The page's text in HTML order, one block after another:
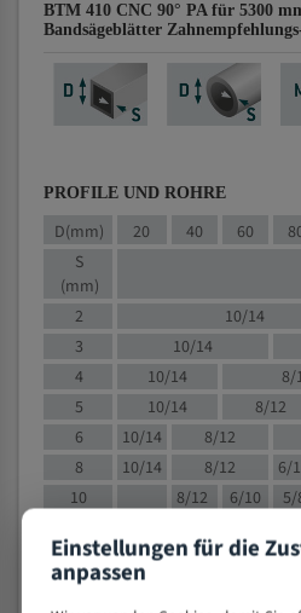
BTM 410 CNC 90° PA für 5300
Bandsägeblätter
PROFILE UND ROHRE
D(mm) 20 40 60
S
(mm)
2
10/14
3
10/14
4
10/14 8/
5
10/14 8/12
6
10/14 8/12
8
10/14 8/12 6/
10
8/12 6/10 5/
15
8/12 6/10
20
Einstellungen für die
anpassen